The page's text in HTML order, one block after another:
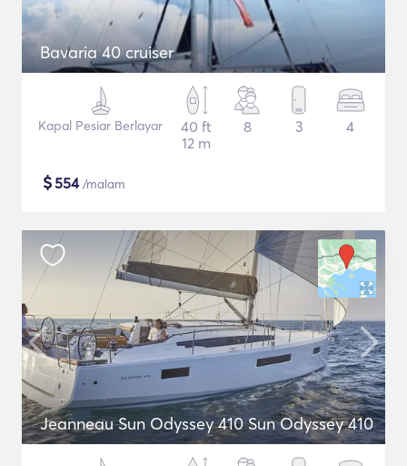
Bavaria 40 cruiser
Kapal Pesiar Berlayar
40 ft
12 m
8 3 4
$554/malam
Jeanneau Sun Odyssey 410 Sun Odyssey 410